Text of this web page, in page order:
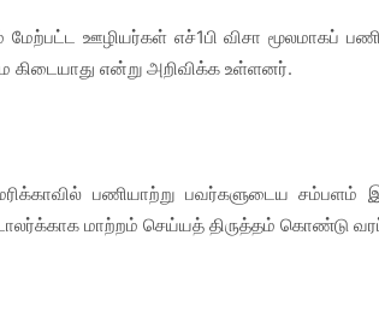
மேற்பட்ட ஊழியர்கள் எச்1பி விசா மூலமாகப்
கிடையாது என்று அறிவிக்க உள்ளனர்.
பணியாற்று பவர்களுடைய
மாற்றம் செய்யத் திருத்தம் கொண்டு